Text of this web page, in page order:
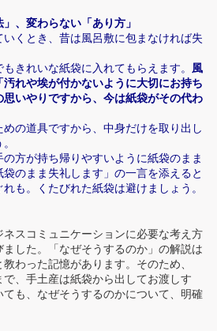
、変わらない「あり方」
くとき、昔は風呂敷に包まなければ失
きれいな紙袋に入れてもらえます。 風
れや埃が付かないように大切にお持ち
いやりですから、今は紙袋がその代わ
の道具ですから、中身だけを取り出し
方が持ち帰りやすいように紙袋のまま
のまま失礼します」の一言を添えると
も。くたびれた紙袋は避けましょう。
スコミュニケーションに必要な考え方
した。「なぜそうするのか」の解説は
わった記憶があります。そのため、
で、手土産は紙袋から出してお渡しす
も、なぜそうするのかについて、明確